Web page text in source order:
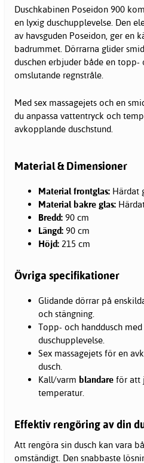
Duschkabinen Poseidon 900
en lyxig duschupplevelse. Den
av havsguden Poseidon, ger en
badrummet. Dörrarna glider
duschen erbjuder både en topp-
omslutande regnstråle.
Med sex massagejets och en
du anpassa vattentryck och
avkopplande duschstund.
Material & Dimensioner
Material frontglas: Härdat
Material bakre glas:
Bredd: 90 cm
Längd: 90 cm
Höjd: 215 cm
Övriga specifikationer
Glidande dörrar på
och stängning.
Topp- och handdusch
duschupplevelse.
Sex massagejets för en
dusch.
Kall/varm blandare för att
temperatur.
Effektiv rengöring av din
Att rengöra sin dusch kan vara
omständigt. Den snabbaste